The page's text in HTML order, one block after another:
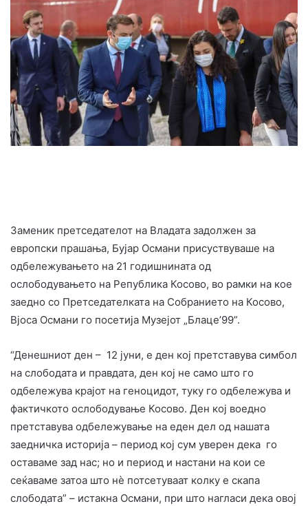
Заменик претседателот на Владата задолжен за
европски прашања, Бујар Османи присуствуваше на
одбележувањето на 21 годишнината од
ослободувањето на Република Косово, во рамки на кое
заедно со Претседателката на Собранието на Косово,
Вјоса Османи го посетија Музејот „Блаце’99”.
“Денешниот ден – 12 јуни, е ден кој претставува симбол
на слободата и правдата, ден кој не само што го
одбележува крајот на геноцидот, туку го одбележува и
фактичкото ослободување Косово. Ден кој воедно
претставува одбележување на еден дел од нашата
заедничка историја – период кој сум уверен дека го
оставаме зад нас; но и период и настани на кои се
сеќаваме затоа што нè потсетуваат колку е скапа
слободата” – истакна Османи, при што нагласи дека овој